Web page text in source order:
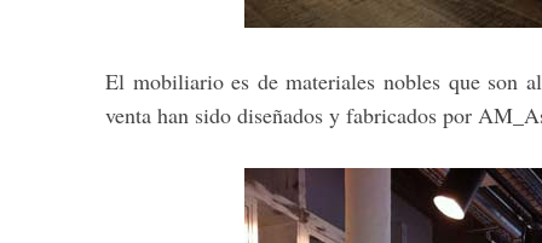
El mobiliario es de materiales nobles que son
venta han sido diseñados y fabricados por